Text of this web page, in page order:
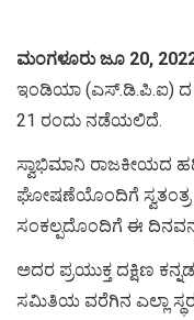
ಮಂಗಳೂರು ಜೂ 20,
ಇಂಡಿಯಾ (ಎಸ್‌.ಡಿ.ಪಿ.ಐ) ದ
21 ರಂದು ನಡೆಯಲಿದೆ.
ಸ್ವಾಭಿಮಾನಿ ರಾಜಕೀಯದ
ಘೋಷಣೆಯೊಂದಿಗೆ
ಸಂಕಲ್ಪದೊಂದಿಗೆ ಈ
ಅದರ ಪ್ರಯುಕ್ತ ದಕ್ಷಿಣ
ಸಮಿತಿಯ ವರೆಗಿನ ಎಲ್ಲಾ